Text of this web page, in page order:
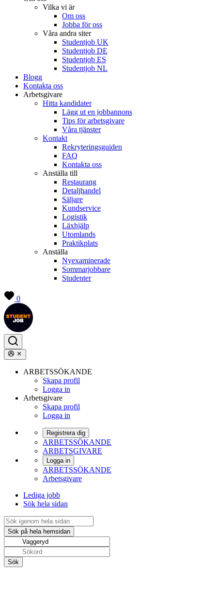
Vilka vi är
Om oss
Jobba för oss
Våra andra siter
Studentjob UK
Studentjob DE
Studentjob ES
Studentjob NL
Blogg
Kontakta oss
Arbetsgivare
Hitta kandidater
Lägg ut en jobbannons
Tips för arbetsgivare
Våra tjänster
Kontakt
Rekryteringsguiden
FAQ
Kontakta oss
Anställa till
Restaurang
Detaljhandel
Säljare
Kundservice
Logistik
Läxhjälp
Utomlands
Praktikplats
Anställa
Nyexaminerade
Sommarjobbare
Studenter
0
ARBETSSÖKANDE
Skapa profil
Logga in
Arbetsgivare
Skapa profil
Logga in
Registrera dig
ARBETSSÖKANDE
ARBETSGIVARE
Logga in
ARBETSSÖKANDE
Arbetsgivare
Lediga jobb
Sök hela sidan